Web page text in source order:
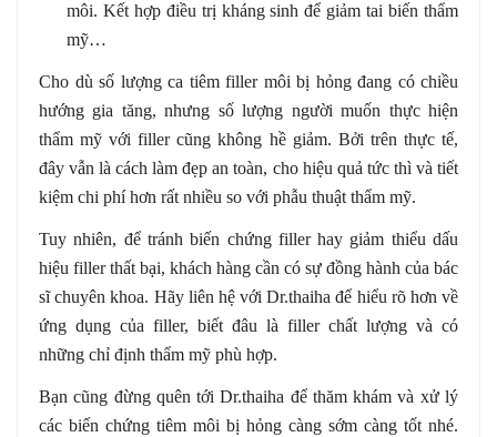
môi. Kết hợp điều trị kháng sinh để giảm tai biến thẩm
mỹ…
Cho dù số lượng ca tiêm filler môi bị hỏng đang có chiều
hướng gia tăng, nhưng số lượng người muốn thực hiện
thẩm mỹ với filler cũng không hề giảm. Bởi trên thực tế,
đây vẫn là cách làm đẹp an toàn, cho hiệu quả tức thì và tiết
kiệm chi phí hơn rất nhiều so với phẫu thuật thẩm mỹ.
Tuy nhiên, để tránh biến chứng filler hay giảm thiểu dấu
hiệu filler thất bại, khách hàng cần có sự đồng hành của bác
sĩ chuyên khoa. Hãy liên hệ với Dr.thaiha để hiểu rõ hơn về
ứng dụng của filler, biết đâu là filler chất lượng và có
những chỉ định thẩm mỹ phù hợp.
Bạn cũng đừng quên tới Dr.thaiha để thăm khám và xử lý
các biến chứng tiêm môi bị hỏng càng sớm càng tốt nhé.